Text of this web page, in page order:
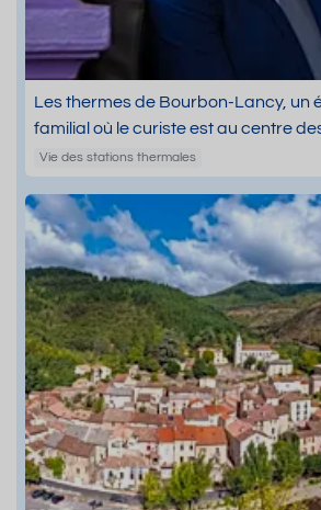
Les thermes de Bourbon-Lancy, un
familial où le curiste est au centre
Vie des stations thermales